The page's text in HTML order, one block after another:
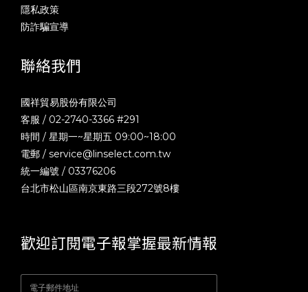
隱私政策
防詐騙宣導
聯絡我們
國祥貿易股份有限公司
客服 / 02-2740-3366 #291
時間 / 星期一~星期五 09:00~18:00
電郵 / service@linselect.com.tw
統一編號 / 03376206
台北市松山區南京東路三段272號8樓
歡迎訂閱電子報掌握最新情報